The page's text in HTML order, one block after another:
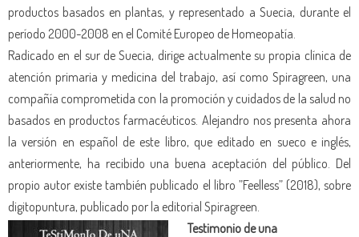
productos basados en plantas, y representado a Suecia, durante el
período 2000-2008 en el Comité Europeo de Homeopatía.
Radicado en el sur de Suecia, dirige actualmente su propia clínica de
atención primaria y medicina del trabajo, así como Spiragreen, una
compañía comprometida con la promoción y cuidados de la salud no
basados en productos farmacéuticos. Alejandro nos presenta ahora
la versión en español de este libro, que editado en sueco e inglés,
anteriormente, ha recibido una buena aceptación del público. Del
propio autor existe también publicado el libro ”Feelless” (2018), sobre
digitopuntura, publicado por la editorial Spiragreen.
Testimonio de una